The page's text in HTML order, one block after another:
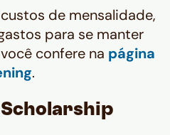
de mensalidade,
para se manter
confere na página
.